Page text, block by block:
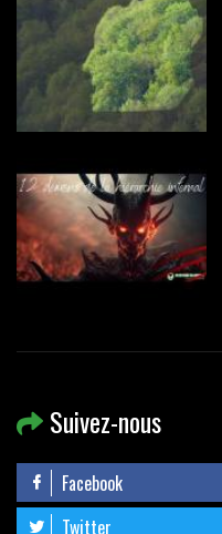
Suivez-nous
Facebook
Twitter